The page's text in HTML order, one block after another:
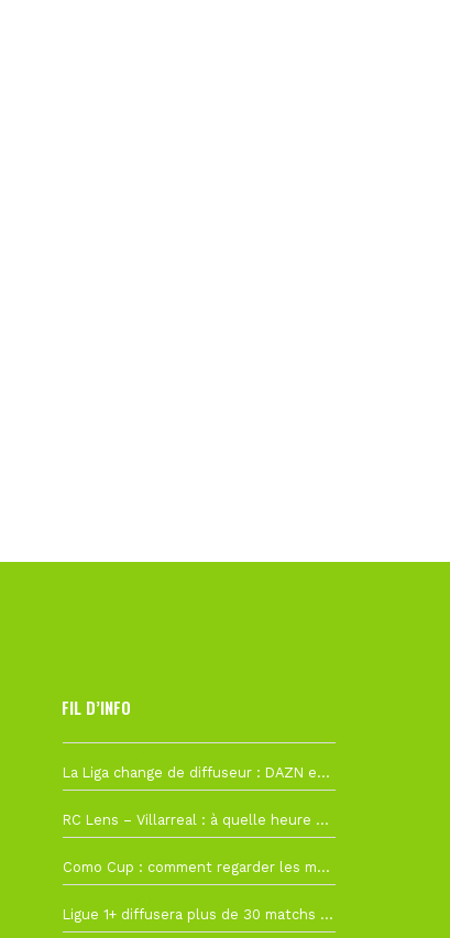
FIL D’INFO
La Liga change de diffuseur : DAZN et Disney+ remplacent beIN Sports !
RC Lens – Villarreal : à quelle heure et sur quelle chaîne voir la finale de la Como Cup ?
Como Cup : comment regarder les matchs du RC Lens en direct ?
Ligue 1+ diffusera plus de 30 matchs amicaux avant la reprise de la Ligue 1